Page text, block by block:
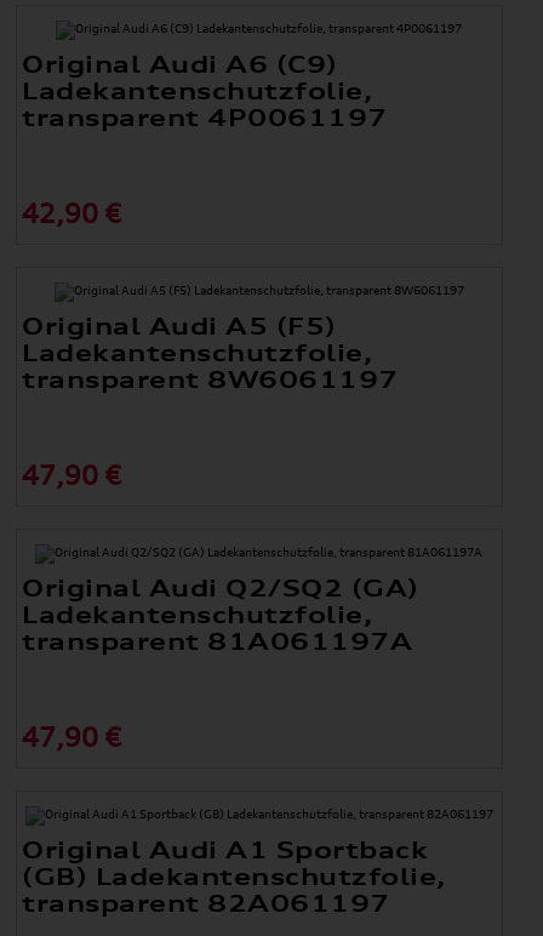
Original Audi A6 (C9)
Ladekantenschutzfolie,
transparent 4P0061197
42,90 €
Original Audi A5 (F5)
Ladekantenschutzfolie,
transparent 8W6061197
47,90 €
Original Audi Q2/SQ2 (GA)
Ladekantenschutzfolie,
transparent 81A061197A
47,90 €
Original Audi A1 Sportback
(GB) Ladekantenschutzfolie,
transparent 82A061197